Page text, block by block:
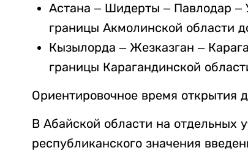
Астана – Шидерты – Павлодар –
границы Акмолинской области
Кызылорда – Жезказган –
границы Карагандинской
Ориентировочное время открытия
В Абайской области на отдельных
республиканского значения